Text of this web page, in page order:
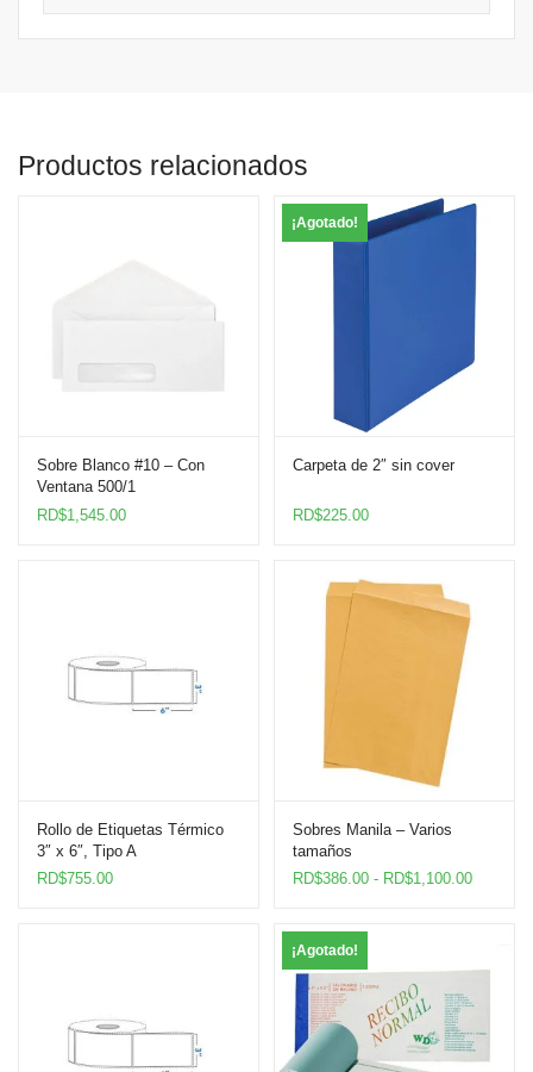
Productos relacionados
Sobre Blanco #10 – Con
Ventana 500/1
RD$1,545.00
¡Agotado!
Carpeta de 2″ sin cover
RD$225.00
Rollo de Etiquetas Térmico
3″ x 6″, Tipo A
RD$755.00
Sobres Manila – Varios
tamaños
RD$386.00 - RD$1,100.00Rango
¡Agotado!